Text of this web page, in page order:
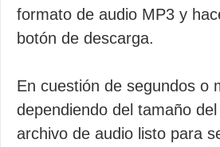
formato de audio MP3 y
botón de descarga.
En cuestión de segundos o
dependiendo del tamaño
archivo de audio listo para